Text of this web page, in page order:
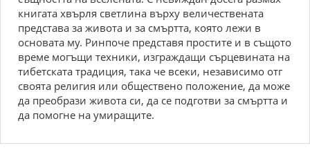
книгата хвърля светлина върху величествената
представа за живота и за смъртта, която лежи в
основата му. Ринпоче представя простите и в същото
време могъщи техники, изграждащи сърцевината на
тибетската традиция, така че всеки, независимо отг
своята религия или обществено положение, да може
да преобрази живота си, да се подготви за смъртта и
да помогне на умиращите.